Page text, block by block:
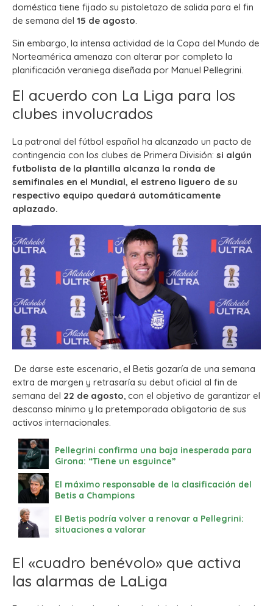
doméstica tiene fijado su pistoletazo de salida para el fin
de semana del 15 de agosto
Sin embargo, la intensa actividad de la Copa del Mundo de
Norteamérica amenaza con alterar por completo la
planificación veraniega diseñada por Manuel Pellegrini.
El acuerdo con La Liga para los
clubes involucrados
La patronal del fútbol español ha alcanzado un pacto de
contingencia con los clubes de Primera División: si algún
futbolista de la plantilla alcanza la ronda de
semifinales en el Mundial, el estreno liguero de su
respectivo equipo quedará automáticamente
aplazado.
De darse este escenario, el Betis gozaría de una semana
extra de margen y retrasaría su debut oficial al fin de
semana del 22 de agosto , con el objetivo de garantizar el
descanso mínimo y la pretemporada obligatoria de sus
activos internacionales.
Pellegrini confirma una baja inesperada para
Girona: “Tiene un esguince”
El máximo responsable de la clasificación del
Betis a Champions
El Betis podría volver a renovar a Pellegrini:
situaciones a valorar
El «cuadro benévolo» que activa
las alarmas de LaLiga